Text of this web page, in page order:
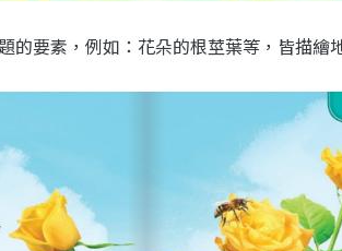
要素，例如：花朵的根莖葉等，皆描繪